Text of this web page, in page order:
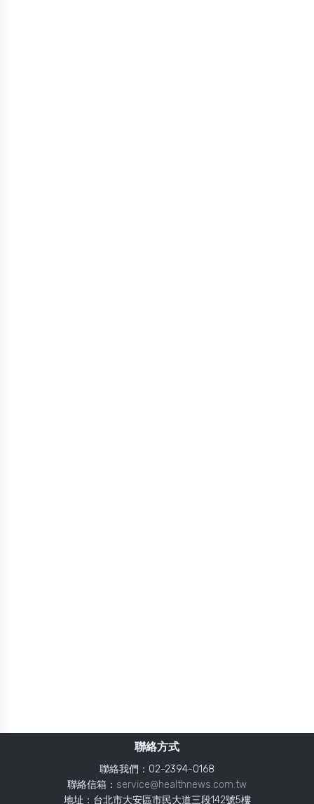
聯絡方式
聯絡我們：02-2394-0168
聯絡信箱： service@healthnews.com.tw
地址：台北市大安區市民大道三段142號5樓